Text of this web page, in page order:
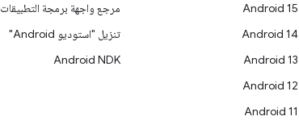
Android 15
Android 14
Android 13
Android 12
Android 11
مرجع واجهة برمجة التطبيقات
تنزيل "استوديو Android"
Android NDK